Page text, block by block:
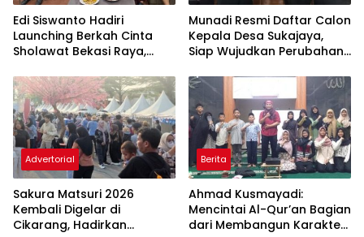
Edi Siswanto Hadiri
Launching Berkah Cinta
Sholawat Bekasi Raya,
yang Amanah
Munadi Resmi Daftar Calon
Kepala Desa Sukajaya,
Siap Wujudkan Perubahan
Advertorial
Sakura Matsuri 2026
Kembali Digelar di
Cikarang, Hadirkan
Berita
Ahmad Kusmayadi:
Mencintai Al-Qur’an Bagian
dari Membangun Karakter